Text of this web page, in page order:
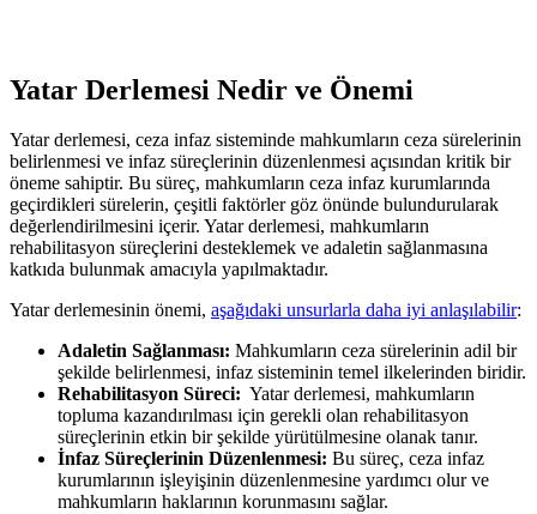
Yatar Derlemesi Nedir ve Önemi
Yatar derlemesi, ceza infaz sisteminde ⁣mahkumların ceza⁤ sürelerinin
belirlenmesi ve ⁢infaz süreçlerinin düzenlenmesi açısından kritik bir
öneme sahiptir. ‍Bu süreç, mahkumların ceza infaz kurumlarında
geçirdikleri sürelerin, çeşitli faktörler göz önünde bulundurularak⁣
değerlendirilmesini içerir. Yatar derlemesi, ⁣mahkumların
rehabilitasyon süreçlerini desteklemek‍ ve ⁢adaletin sağlanmasına
katkıda bulunmak ⁢amacıyla yapılmaktadır.
Yatar derlemesinin önemi, ‌ aşağıdaki unsurlarla daha iyi ​anlaşılabilir:
Adaletin Sağlanması: Mahkumların ceza sürelerinin adil⁣ bir
şekilde belirlenmesi, infaz sisteminin temel ilkelerinden biridir.
Rehabilitasyon⁢ Süreci: ​ Yatar derlemesi, mahkumların​
topluma kazandırılması için ​gerekli olan rehabilitasyon
süreçlerinin ‌etkin bir şekilde yürütülmesine olanak‍ tanır.
İnfaz Süreçlerinin Düzenlenmesi: Bu süreç, ceza infaz
kurumlarının işleyişinin düzenlenmesine yardımcı olur ve
mahkumların haklarının ⁣korunmasını⁤ sağlar.